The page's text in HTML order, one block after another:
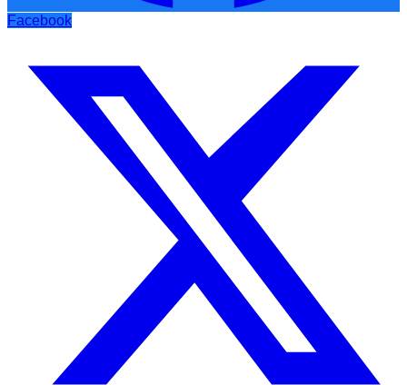
Facebook